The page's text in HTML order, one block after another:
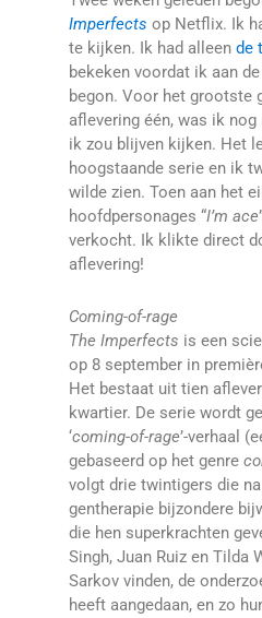
Imperfects op Netflix. Ik
te kijken. Ik had alleen de
bekeken voordat ik aan
begon. Voor het grootste
aflevering één, was ik
ik zou blijven kijken. Het
hoogstaande serie en ik
wilde zien. Toen aan het
hoofdpersonages “I’m ace
verkocht. Ik klikte direct
aflevering!
Coming-of-rage
The Imperfects is een
op 8 september in
Het bestaat uit tien
kwartier. De serie wordt
‘coming-of-rage’-verhaal
gebaseerd op het genre
volgt drie twintigers die
gentherapie bijzondere
die hen superkrachten
Singh, Juan Ruiz en Tilda
Sarkov vinden, de
heeft aangedaan, en zo